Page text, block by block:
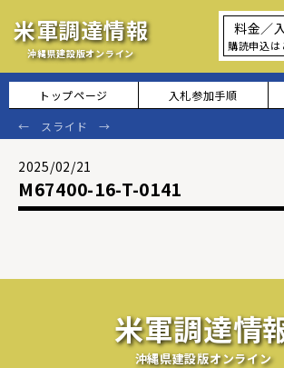
米軍調達情報
沖縄県建設版オンライン
料金／
購読申込は
トップページ 入札参加手順
2025/02/21
M67400-16-T-0141
米軍調達情
沖縄県建設版オンライン